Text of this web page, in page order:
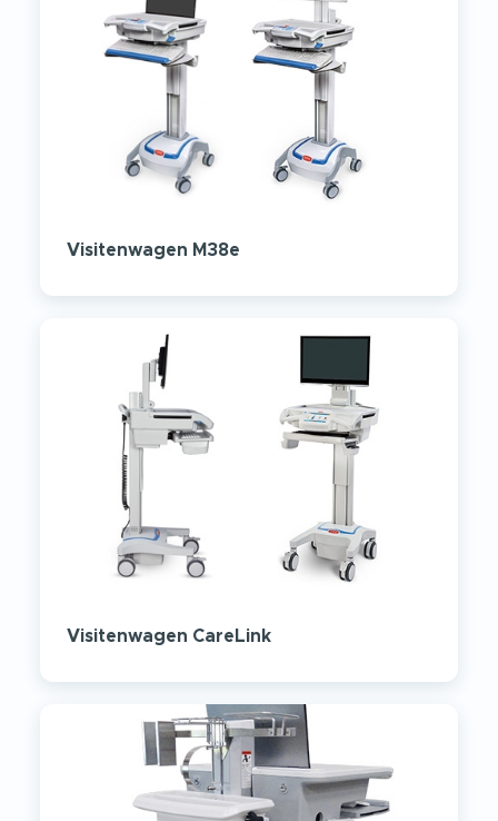
Visitenwagen M38e
Visitenwagen CareLink